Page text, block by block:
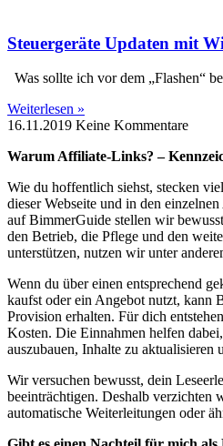
Steuergeräte Updaten mit
Was sollte ich vor dem „Flashen“
Weiterlesen »
16.11.2019 Keine Kommentare
Warum Affiliate-Links? –
Wie du hoffentlich siehst, stecken
dieser Webseite und in den
auf BimmerGuide stellen wir
den Betrieb, die Pflege und den
unterstützen, nutzen wir unter
Wenn du über einen entsprechend
kaufst oder ein Angebot nutzt, kann
Provision erhalten. Für dich
Kosten. Die Einnahmen helfen
auszubauen, Inhalte zu aktualisieren
Wir versuchen bewusst, dein
beeinträchtigen. Deshalb verzichten
automatische Weiterleitungen oder